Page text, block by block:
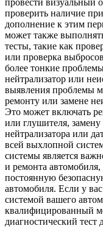
провести визуальный
проверить наличие
дополнение к этим
может также
тесты, такие как
или проверка
более тонкие
нейтрализатор или
выявления проблемы
ремонту или замене
Это может включать
или глушителя,
нейтрализатора или
всей выхлопной
системы является
и ремонта
постоянную
автомобиля. Если у
системой вашего
квалифицированный
диагностический